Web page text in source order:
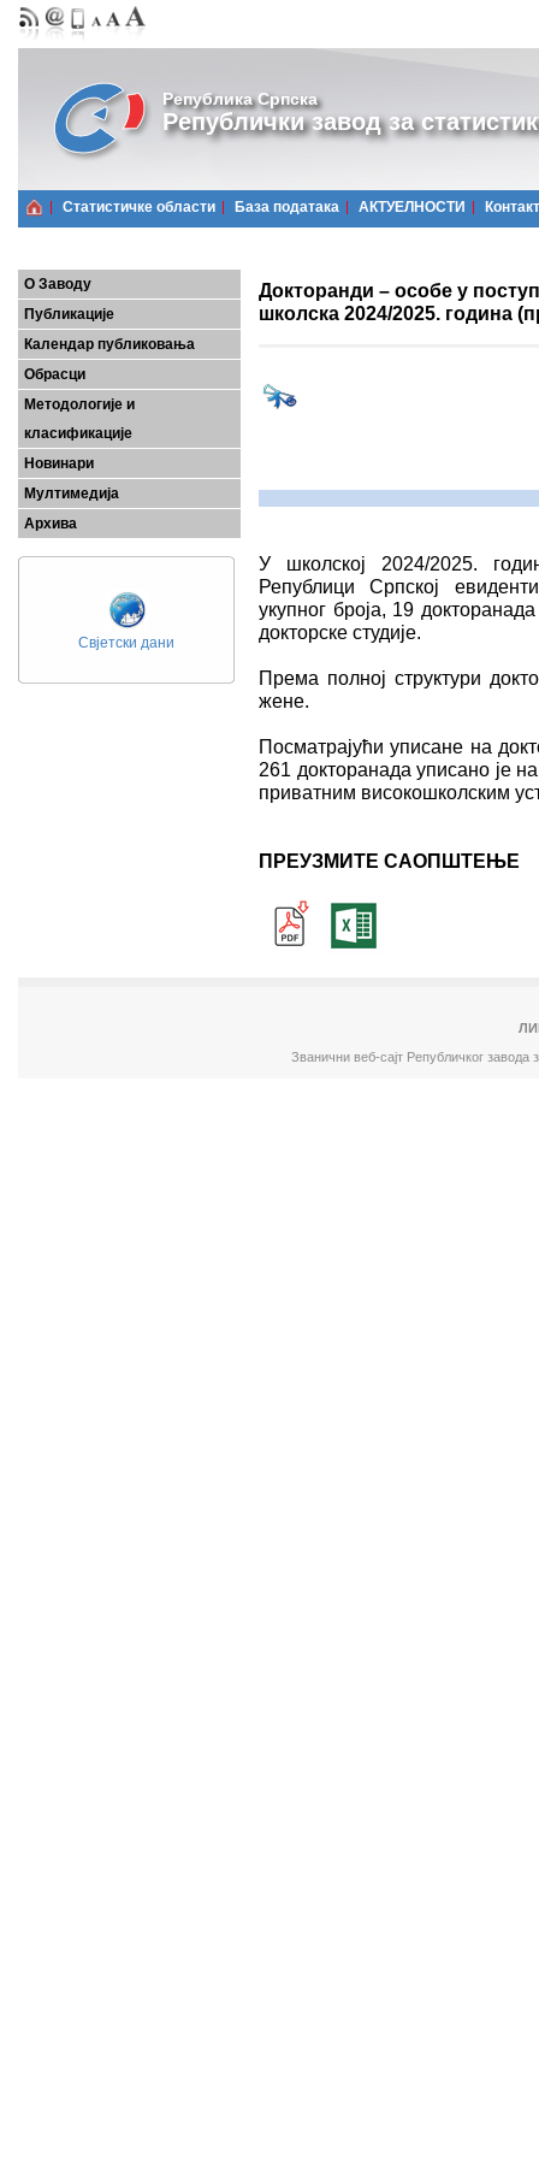
Република Српска
Републички завод за
Статистичке области Базa података АКТУЕЛНОСТИ Контакт
О Заводу
Публикације
Календар публиковања
Обрасци
Методологије и
класификације
Новинари
Мултимедија
Архива
Свјетски дани
Докторанди – особе у
школска 2024/2025. година
У школској 2024/2025.
Републици Српској
укупног броја, 19
докторске студије.
Према полној структури
жене.
Посматрајући уписане на
261 докторанада уписано је
приватним високошколским
ПРЕУЗМИТЕ САОПШТЕЊЕ
Званични веб-сајт Републичког